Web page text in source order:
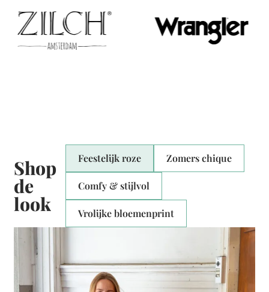
Shop
de
look
Feestelijk roze Zomers chique
Comfy & stijlvol
Vrolijke bloemenprint